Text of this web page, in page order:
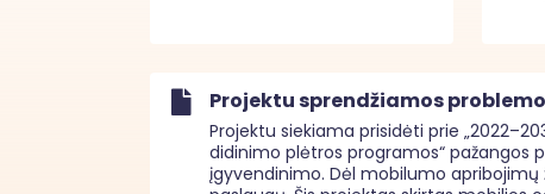
Projektu sprendžiamos
Projektu siekiama prisidėti prie
didinimo plėtros programos“ pažangos
įgyvendinimo. Dėl mobilumo